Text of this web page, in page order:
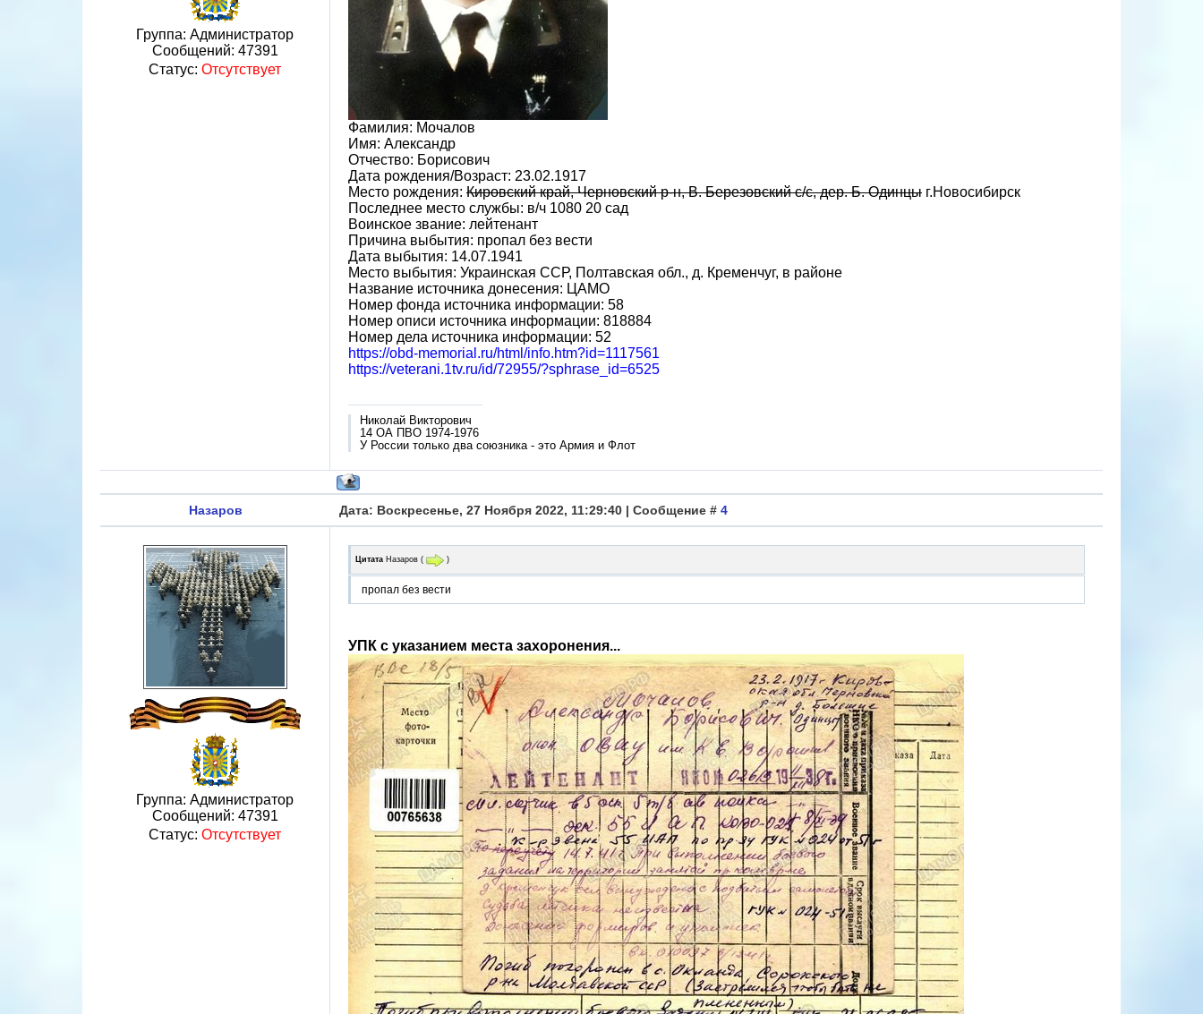
Группа: Администратор
Сообщений: 47391
Статус: Отсутствует
Фамилия: Мочалов
Имя: Александр
Отчество: Борисович
Дата рождения/Возраст: 23.02.1917
Место рождения: Кировский край, Черновский р-н, В. Березовский с/с, дер. Б. Одинцы г.Новосибирск
Последнее место службы: в/ч 1080 20 сад
Воинское звание: лейтенант
Причина выбытия: пропал без вести
Дата выбытия: 14.07.1941
Место выбытия: Украинская ССР, Полтавская обл., д. Кременчуг, в районе
Название источника донесения: ЦАМО
Номер фонда источника информации: 58
Номер описи источника информации: 818884
Номер дела источника информации: 52
https://obd-memorial.ru/html/info.htm?id=1117561
https://veterani.1tv.ru/id/72955/?sphrase_id=6525
Николай Викторович
14 ОА ПВО 1974-1976
У России только два союзника - это Армия и Флот
Назаров Дата: Воскресенье, 27 Ноября 2022, 11:29:40 | Сообщение # 4
Группа: Администратор
Сообщений: 47391
Статус: Отсутствует
Цитата Назаров ( )
пропал без вести
УПК с указанием места захоронения...